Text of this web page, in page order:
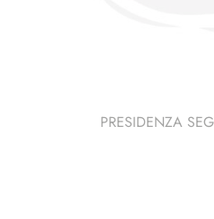
PRESIDENZA